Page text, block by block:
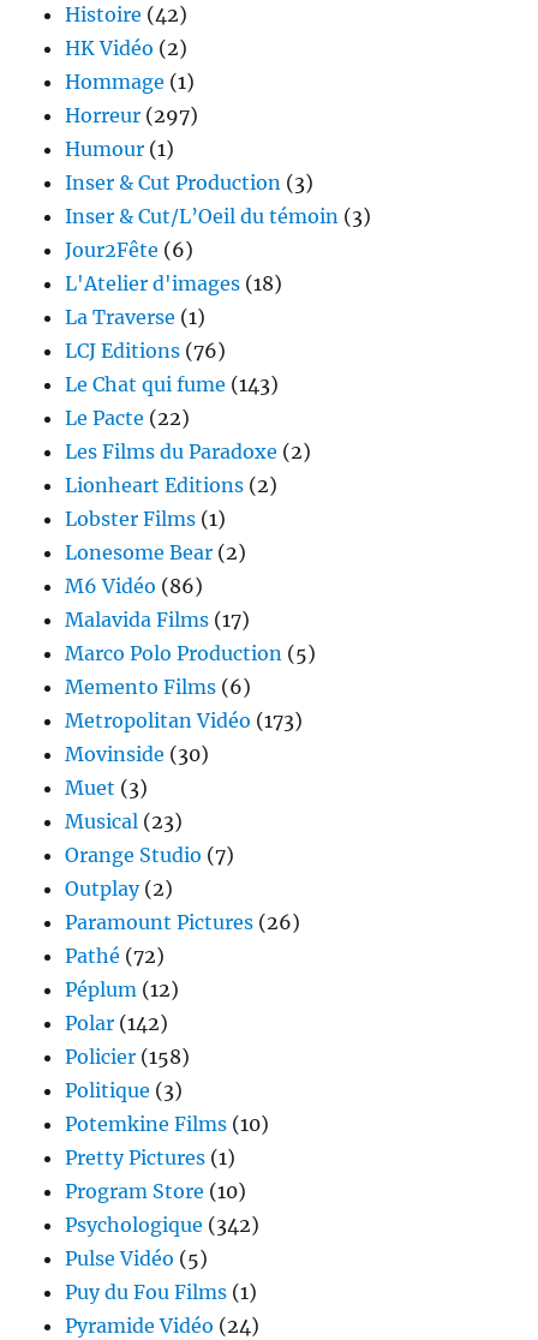
Histoire (42)
HK Vidéo (2)
Hommage (1)
Horreur (297)
Humour (1)
Inser & Cut Production (3)
Inser & Cut/L’Oeil du témoin (3)
Jour2Fête (6)
L'Atelier d'images (18)
La Traverse (1)
LCJ Editions (76)
Le Chat qui fume (143)
Le Pacte (22)
Les Films du Paradoxe (2)
Lionheart Editions (2)
Lobster Films (1)
Lonesome Bear (2)
M6 Vidéo (86)
Malavida Films (17)
Marco Polo Production (5)
Memento Films (6)
Metropolitan Vidéo (173)
Movinside (30)
Muet (3)
Musical (23)
Orange Studio (7)
Outplay(2)
Paramount Pictures (26)
Pathé (72)
Péplum (12)
Polar (142)
Policier (158)
Politique (3)
Potemkine Films (10)
Pretty Pictures (1)
Program Store (10)
Psychologique (342)
Pulse Vidéo (5)
Puy du Fou Films (1)
Pyramide Vidéo (24)